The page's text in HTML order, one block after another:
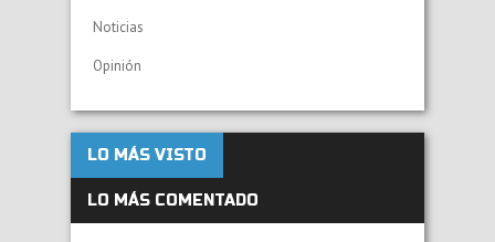
Noticias
Opinión
LO MÁS VISTO
LO MÁS COMENTADO